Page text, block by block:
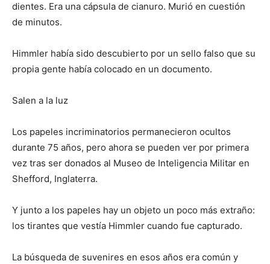
dientes. Era una cápsula de cianuro. Murió en cuestión
de minutos.
Himmler había sido descubierto por un sello falso que su
propia gente había colocado en un documento.
Salen a la luz
Los papeles incriminatorios permanecieron ocultos
durante 75 años, pero ahora se pueden ver por primera
vez tras ser donados al Museo de Inteligencia Militar en
Shefford, Inglaterra.
Y junto a los papeles hay un objeto un poco más extraño:
los tirantes que vestía Himmler cuando fue capturado.
La búsqueda de suvenires en esos años era común y